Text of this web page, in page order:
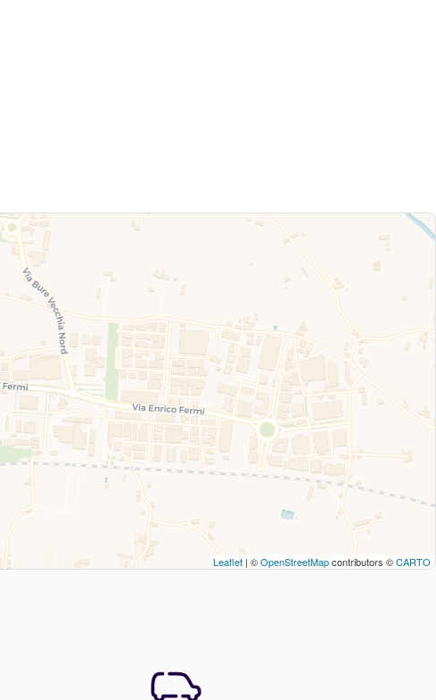
Leaflet | ©OpenStreetMapcontributors ©CARTO